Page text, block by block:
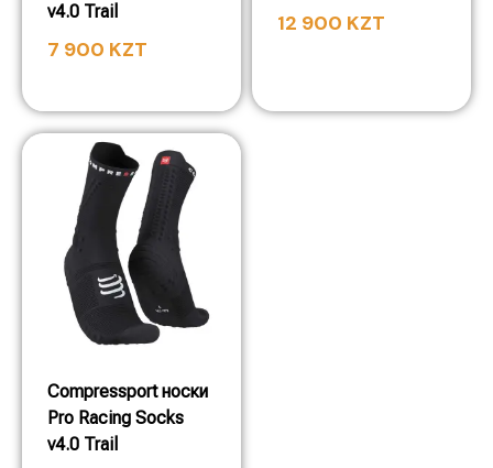
v4.0 Trail
7 900 KZT
12 900 KZT
Compressport носки
Pro Racing Socks
v4.0 Trail